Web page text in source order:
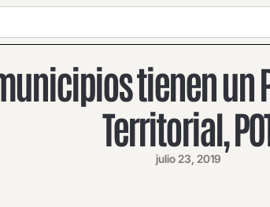
tienen un
Territorial,
julio 23, 2019